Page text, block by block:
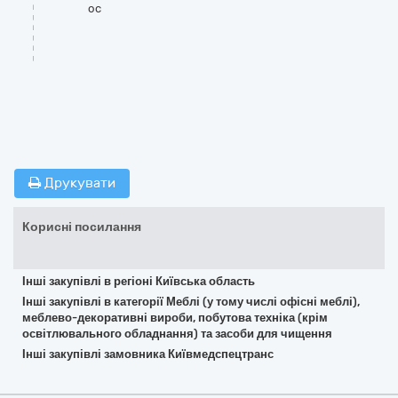
oc
Друкувати
Корисні посилання
Інші закупівлі в регіоні Київська область
Інші закупівлі в категорії Меблі (у тому числі офісні меблі),
меблево-декоративні вироби, побутова техніка (крім
освітлювального обладнання) та засоби для чищення
Інші закупівлі замовника Київмедспецтранс